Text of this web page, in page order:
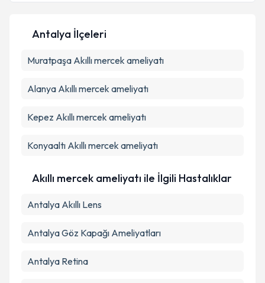
Metni'ni okudum ve kişisel verilerimin belirtilen
Antalya İlçeleri
Muratpaşa Akıllı mercek ameliyatı
Alanya Akıllı mercek ameliyatı
Kepez Akıllı mercek ameliyatı
Konyaaltı Akıllı mercek ameliyatı
Akıllı mercek ameliyatı ile İlgili Hastalıklar
Antalya Akıllı Lens
Antalya Göz Kapağı Ameliyatları
Antalya Retina